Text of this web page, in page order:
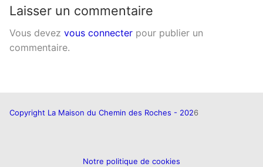
Laisser un commentaire
Vous devez vous connecter pour publier un
commentaire.
Copyright La Maison du Chemin des Roches - 2026
Notre politique de cookies